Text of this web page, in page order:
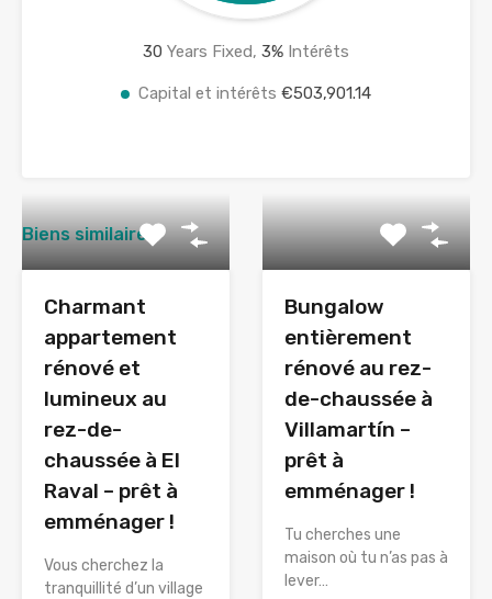
30 Years Fixed, 3% Intérêts
Capital et intérêts €503,901.14
Biens similaires
Charmant
appartement
rénové et
lumineux au
rez-de-
chaussée à El
Raval – prêt à
emménager !
Vous cherchez la
tranquillité d’un village
Bungalow
entièrement
rénové au rez-
de-chaussée à
Villamartín –
prêt à
emménager !
Tu cherches une
maison où tu n’as pas à
lever…